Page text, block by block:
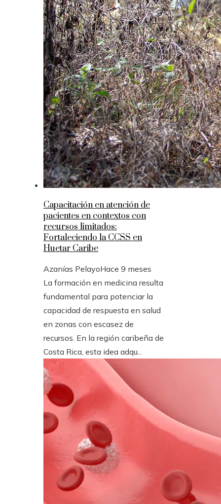
Capacitación en atención de
pacientes en contextos con
recursos limitados:
Fortaleciendo la CCSS en
Huetar Caribe
Azanías PelayoHace 9 meses
La formación en medicina resulta
fundamental para potenciar la
capacidad de respuesta en salud
en zonas con escasez de
recursos. En la región caribeña de
Costa Rica, esta idea adqu...